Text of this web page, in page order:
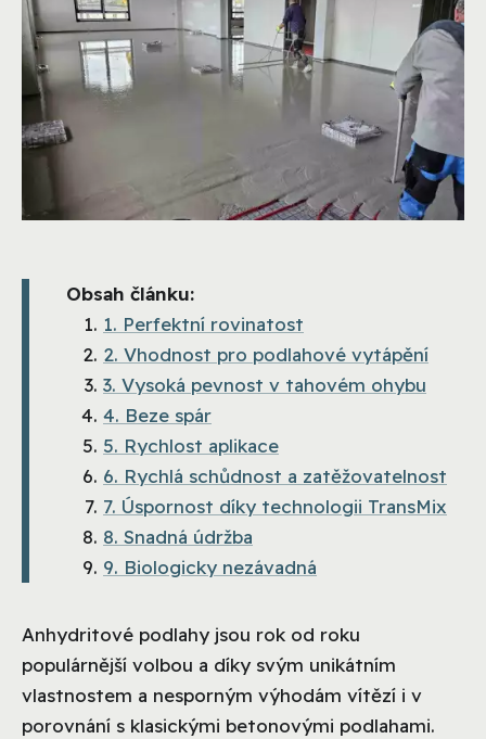
Obsah článku:
1. Perfektní rovinatost
2. Vhodnost pro podlahové vytápění
3. Vysoká pevnost v tahovém ohybu
4. Beze spár
5. Rychlost aplikace
6. Rychlá schůdnost a zatěžovatelnost
7. Úspornost díky technologii TransMix
8. Snadná údržba
9. Biologicky nezávadná
Anhydritové podlahy jsou rok od roku
populárnější volbou a díky svým unikátním
vlastnostem a nesporným výhodám vítězí i v
porovnání s klasickými betonovými podlahami.